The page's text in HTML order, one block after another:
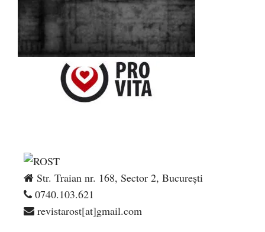
Str. Traian nr. 168, Sector 2, București
0740.103.621
revistarost[at]gmail.com